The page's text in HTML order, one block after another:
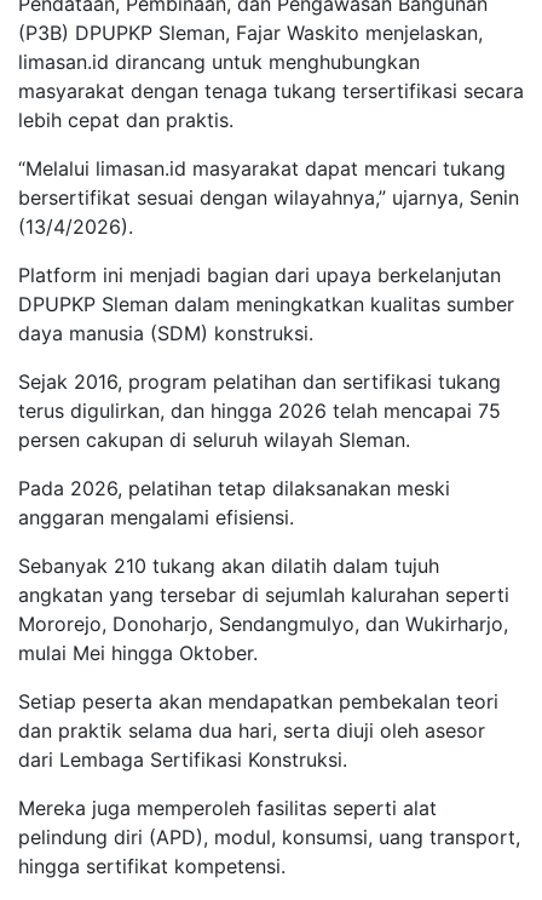
(P3B) DPUPKP Sleman, Fajar Waskito menjelaskan,
limasan.id dirancang untuk menghubungkan
masyarakat dengan tenaga tukang tersertifikasi secara
lebih cepat dan praktis.
“Melalui limasan.id masyarakat dapat mencari tukang
bersertifikat sesuai dengan wilayahnya,” ujarnya, Senin
(13/4/2026).
Platform ini menjadi bagian dari upaya berkelanjutan
DPUPKP Sleman dalam meningkatkan kualitas sumber
daya manusia (SDM) konstruksi.
Sejak 2016, program pelatihan dan sertifikasi tukang
terus digulirkan, dan hingga 2026 telah mencapai 75
persen cakupan di seluruh wilayah Sleman.
Pada 2026, pelatihan tetap dilaksanakan meski
anggaran mengalami efisiensi.
Sebanyak 210 tukang akan dilatih dalam tujuh
angkatan yang tersebar di sejumlah kalurahan seperti
Mororejo, Donoharjo, Sendangmulyo, dan Wukirharjo,
mulai Mei hingga Oktober.
Setiap peserta akan mendapatkan pembekalan teori
dan praktik selama dua hari, serta diuji oleh asesor
dari Lembaga Sertifikasi Konstruksi.
Mereka juga memperoleh fasilitas seperti alat
pelindung diri (APD), modul, konsumsi, uang transport,
hingga sertifikat kompetensi.